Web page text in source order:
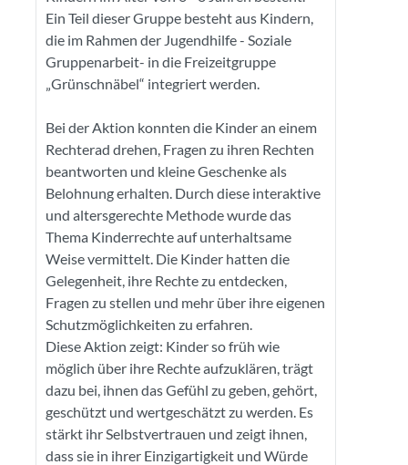
Ein Teil dieser Gruppe besteht aus Kindern,
die im Rahmen der Jugendhilfe - Soziale
Gruppenarbeit- in die Freizeitgruppe
„Grünschnäbel“ integriert werden.
Bei der Aktion konnten die Kinder an einem
Rechterad drehen, Fragen zu ihren Rechten
beantworten und kleine Geschenke als
Belohnung erhalten. Durch diese interaktive
und altersgerechte Methode wurde das
Thema Kinderrechte auf unterhaltsame
Weise vermittelt. Die Kinder hatten die
Gelegenheit, ihre Rechte zu entdecken,
Fragen zu stellen und mehr über ihre eigenen
Schutzmöglichkeiten zu erfahren.
Diese Aktion zeigt: Kinder so früh wie
möglich über ihre Rechte aufzuklären, trägt
dazu bei, ihnen das Gefühl zu geben, gehört,
geschützt und wertgeschätzt zu werden. Es
stärkt ihr Selbstvertrauen und zeigt ihnen,
dass sie in ihrer Einzigartigkeit und Würde